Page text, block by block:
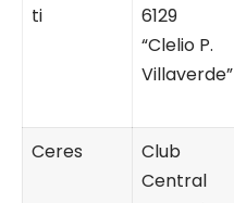
ti
6129
“Clelio P.
Villaverde”
Ceres
Club
Central